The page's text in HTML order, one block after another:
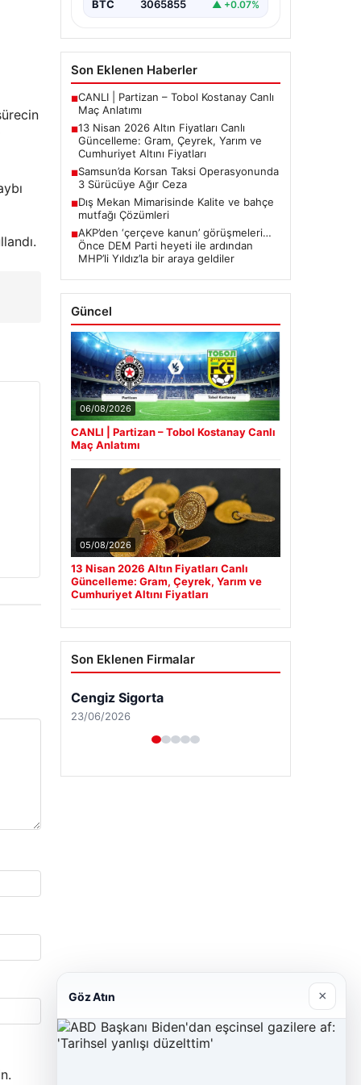
arasında yürütülen barış
BTC 3065855 ▲ +0.07%
Son Eklenen Haberler
■CANLI | Partizan – Tobol Kostanay Canlı
Maç Anlatımı
■13 Nisan 2026 Altın Fiyatları Canlı
Güncelleme: Gram, Çeyrek, Yarım ve
Cumhuriyet Altını Fiyatları
■Samsun’da Korsan Taksi Operasyonunda
3 Sürücüye Ağır Ceza
■Dış Mekan Mimarisinde Kalite ve bahçe
mutfağı Çözümleri
■AKP’den ‘çerçeve kanun’ görüşmeleri…
Önce DEM Parti heyeti ile ardından
MHP’li Yıldız’la bir araya geldiler
Güncel
06/08/2026
CANLI | Partizan – Tobol Kostanay Canlı
Maç Anlatımı
05/08/2026
13 Nisan 2026 Altın Fiyatları Canlı
Güncelleme: Gram, Çeyrek, Yarım ve
Cumhuriyet Altını Fiyatları
Son Eklenen Firmalar
Cengiz Sigorta
23/06/2026
Göz Atın ×